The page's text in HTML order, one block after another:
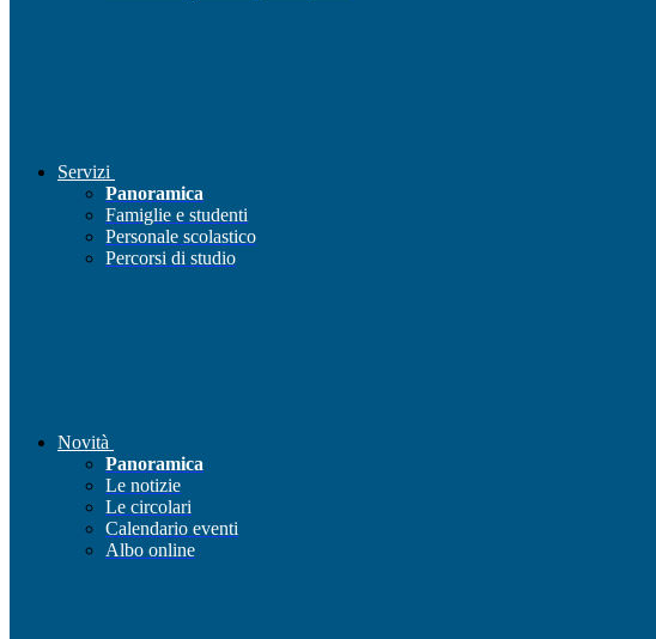
Servizi
Panoramica
Famiglie e studenti
Personale scolastico
Percorsi di studio
Novità
Panoramica
Le notizie
Le circolari
Calendario eventi
Albo online